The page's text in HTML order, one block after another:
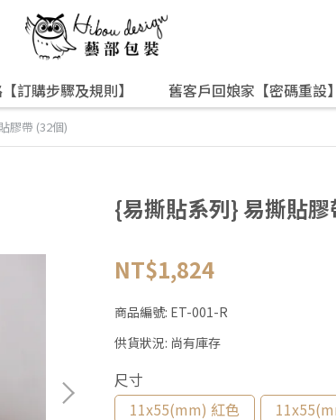
訂購步驟及規則】 舊客戶回娘家【密碼重設】
膠帶 (32個)
{易撕貼系列} 易撕貼
NT$1,824
商品編號: ET-001-R
供貨狀況: 尚有庫存
尺寸
11x55(mm) 紅色